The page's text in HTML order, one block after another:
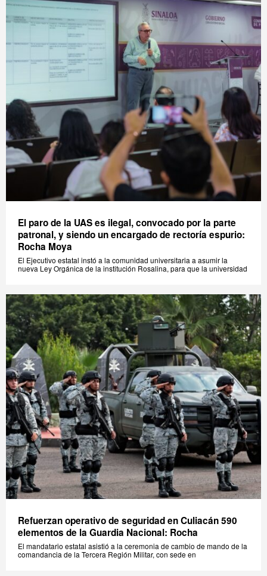
El paro de la UAS es ilegal, convocado por la parte
patronal, y siendo un encargado de rectoría espurio:
Rocha Moya
El Ejecutivo estatal instó a la comunidad universitaria a asumir la
nueva Ley Orgánica de la institución Rosalina, para que la universidad
Refuerzan operativo de seguridad en Culiacán 590
elementos de la Guardia Nacional: Rocha
El mandatario estatal asistió a la ceremonia de cambio de mando de la
comandancia de la Tercera Región Militar, con sede en